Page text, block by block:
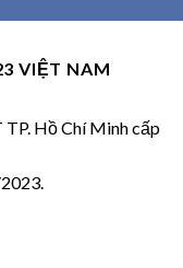
VIỆT NAM
Hồ Chí Minh cấp